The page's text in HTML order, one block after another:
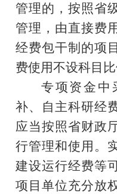
管理的，按照省
管理，由直接费
经费包干制的项
费使用不设科目比
专项资金中
补、自主科研经
应当按照省财政
行管理和使用。
建设运行经费等
项目单位充分放